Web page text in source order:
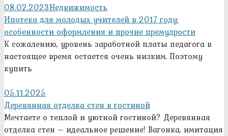
08.02.2023Недвижимость
Ипотека для молодых учителей в 2017 году:
особенности оформления и прочие премудрости
К сожалению, уровень заработной платы педагога в
настоящее время остается очень низким. Поэтому
купить
05.11.2025
Деревянная отделка стен в гостиной
Мечтаете о теплой и уютной гостиной? Деревянная
отделка стен – идеальное решение! Вагонка, имитация